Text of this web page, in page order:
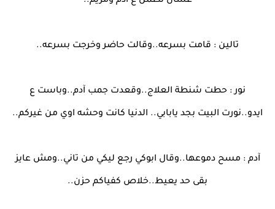
تالين : قامت بسرعه..وقالت حاضر وخرجت بسرعه..
نور : حطت شنطة العلاج..وقعدت جمب آدم..وباست ع
ايدو..نورت البيت بجد يابابي.. الدنيا كانت وحشه اوي من غيركم..
آدم : مسح دموعها..وقال ابوكي رجع ليكي من تاني..ومش عايز
بقى حد يعيط..خلاص كفياكم حزن..